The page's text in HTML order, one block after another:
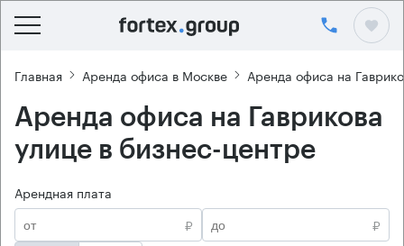
Главная Аренда офиса в Москве Аренда офиса на
Аренда офиса на Гаврикова
улице в бизнес-центре
Арендная плата
₽
₽